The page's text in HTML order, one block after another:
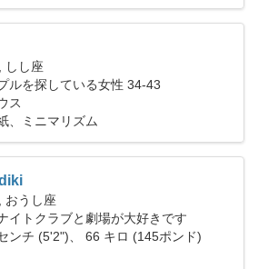
しし座
ルを探している女性 34-43
ス
、ミニマリズム
おうし座
イトクラブと劇場が大好きです
ンチ (5'2")、 66 キロ (145ポンド)